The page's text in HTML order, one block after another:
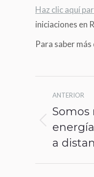
Haz clic aquí
iniciaciones en
Para saber
entre
ANTERIOR
Publicación
anterior:
Somos
a